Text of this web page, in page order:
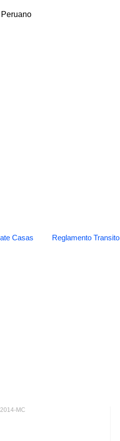
Casas Reglamento Transito
MC